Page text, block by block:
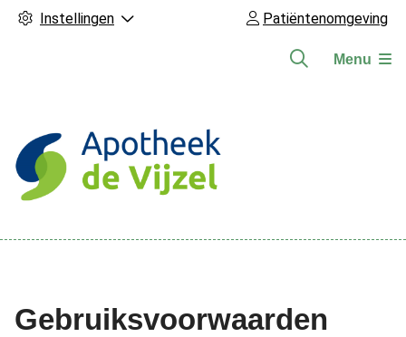
Instellingen Patiëntenomgeving
Menu
Gebruiksvoorwaarden